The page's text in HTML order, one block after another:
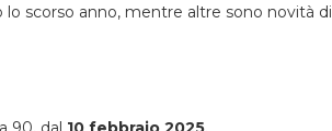
scorso anno, mentre altre sono novità di